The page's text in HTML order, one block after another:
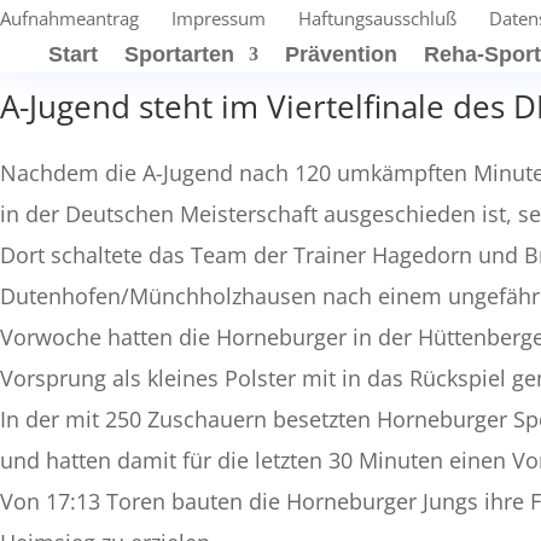
Aufnahmeantrag Impressum Haftungsausschluß
Start
Sportarten Prävention Reha-Sport
A-Jugend steht im Viertelfinale des
Nachdem die A-Jugend nach 120 umkämpften
in der Deutschen Meisterschaft ausgeschieden ist,
Dort schaltete das Team der Trainer Hagedorn und
Dutenhofen/Münchholzhausen nach einem
Vorwoche hatten die Horneburger in der
Vorsprung als kleines Polster mit in das Rückspiel
In der mit 250 Zuschauern besetzten Horneburger
und hatten damit für die letzten 30 Minuten einen
Von 17:13 Toren bauten die Horneburger Jungs